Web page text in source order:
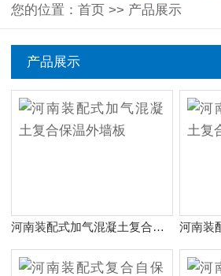
您的位置： 首页 >> 产品展示
产品展示
河南装配式加气混凝土复合保温外墙板